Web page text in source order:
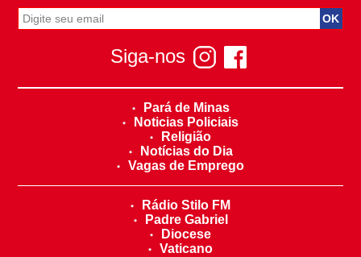
Siga-nos
Pará de Minas
Noticias Policiais
Religião
Notícias do Dia
Vagas de Emprego
Rádio Stilo FM
Padre Gabriel
Diocese
Vaticano